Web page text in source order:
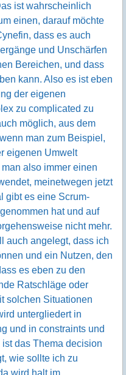
ist wahrscheinlich
einen, darauf möchte
dass es auch
und Unschärfen
Bereichen, und dass
kann. Also es ist eben
der eigenen
zu complicated zu
möglich, aus dem
man zum Beispiel,
eigenen Umwelt
also immer einen
meinetwegen jetzt
gibt es eine Scrum-
hat und auf
nicht mehr.
auch angelegt, dass ich
und ein Nutzen, den
es eben zu den
Ratschläge oder
solchen Situationen
untergliedert in
und in constraints und
das Thema decision
wie sollte ich zu